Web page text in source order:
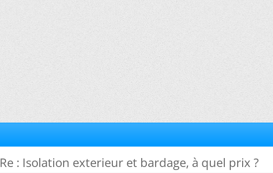
Re : Isolation exterieur et bardage, à quel prix ?